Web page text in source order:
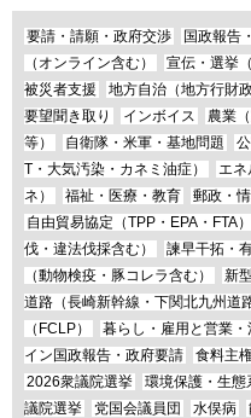
要請・請願・政府交渉
国政報告
（オンライン含む）
宣伝・選挙
被災者支援
地方自治（地方行財政
要望聞き取り
インボイス
農業
等）
自衛隊・米軍・基地問題
T・大気汚染・カネミ油症）
エネ
ネ）
福祉・医療・教育 郵政・
自由貿易協定（TPP・EPA・FTA）
伐・違法伐採含む）
諫早干拓・
（動物検疫・豚コレラ含む）
新
道路（長崎新幹線・下関北九州道
（FCLP）
暮らし・雇用と営業・
イン国政報告・政府要請
食料主
2026衆議院選挙
環境保護・生態
議院選挙
党国会議員団 水俣病